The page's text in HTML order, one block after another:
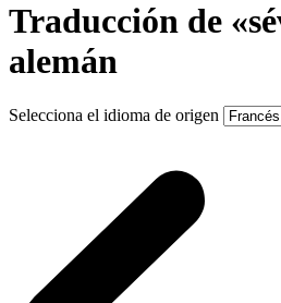
Traducción de
alemán
Selecciona el idioma de origen